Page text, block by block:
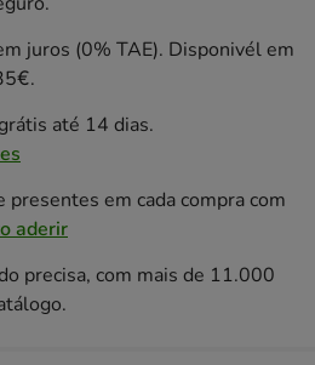
juros (0% TAE). Disponivél em
até 14 dias.
presentes em cada compra com
aderir
precisa, com mais de 11.000